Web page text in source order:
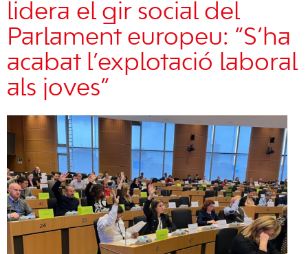
lidera el gir social del
Parlament europeu: “S’ha
acabat l’explotació laboral
als joves”